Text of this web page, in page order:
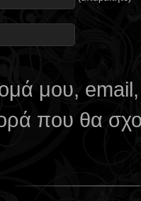
μου, email,
που θα